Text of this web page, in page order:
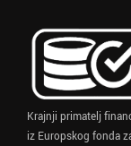
Krajnji primatelj
iz Europskog fonda